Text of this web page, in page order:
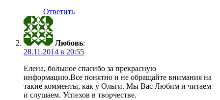
Ответить
Любовь:
28.11.2014 в 20:55
Елена, большое спасибо за прекрасную
информацию.Все понятно и не обращайте внимания на
такие комменты, как у Ольги. Мы Вас Любим и читаем
и слушаем. Успехов в творчестве.